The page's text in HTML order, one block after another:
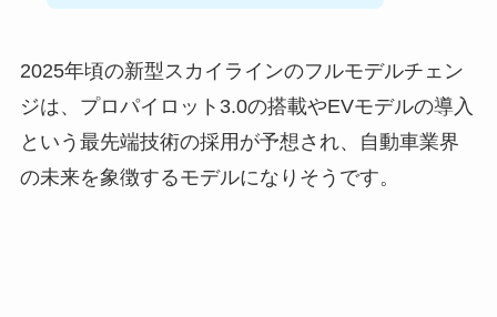
2025年頃の新型スカイラインのフルモデルチェン
ジは、プロパイロット3.0の搭載やEVモデルの導入
という最先端技術の採用が予想され、自動車業界
の未来を象徴するモデルになりそうです。